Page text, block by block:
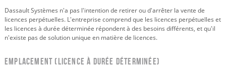
Dassault Systèmes n'a pas l'intention de retirer ou d'arrêter la vente de
licences perpétuelles. L'entreprise comprend que les licences perpétuelles et
les licences à durée déterminée répondent à des besoins différents, et qu'il
n'existe pas de solution unique en matière de licences.
Emplacement (Licence à durée déterminée)